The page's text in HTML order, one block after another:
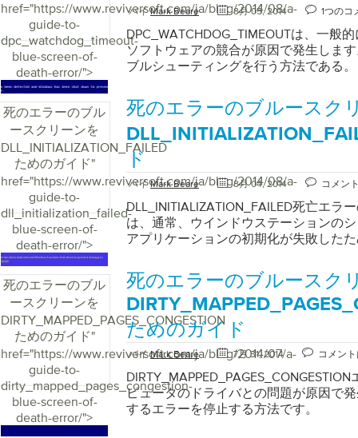
href="https://www.reviversoft.com/ja/blog/2014/08/a-
guide-to-
dpc_watchdog_timeout-
blue-screen-of-
death-error/">
バイMark Beare 8月 05, 2014 1つのコ
DPC_WATCHDOG_TIMEOUTは、一般
ソフトウェアの競合が原因で発生しま
ブルシューティングを行う方法である。
死のエラーのブル
ースクリーンを
DLL_INITIALIZATION_FAILED
ためのガイド"
href="https://www.reviversoft.com/ja/blog/2014/08/a-
guide-to-
dll_initialization_failed-
blue-screen-of-
death-error/">
死のエラーのブルースク
ド
バイMark Beare 8月 04, 2014 コメン
DLL_INITIALIZATION_FAILED死亡エラ
は、通常、ウインドウステーションの
アプリケーションの初期化が失敗した
このエラーが発生することもあります
ーションの使用はエラー報告用です。
トウェアの誤動作に関するデータを収
送信します。 このエラーは、初期化が
セージボックスを表示させ、ユーザー
アクセスしようとするたびにプロセス
サービスツールボタンもコントロール
DLL_INITIALIZATION_FAILEDエラーを
の停止エラーよりも時間がかかり、プ
死のエラーのブル
ースクリーンを
DIRTY_MAPPED_PAGES_CONGESTION
ためのガイド"
href="https://www.reviversoft.com/ja/blog/2014/07/a-
guide-to-
dirty_mapped_pages_congestion-
blue-screen-of-
death-error/">
死のエラーのブルースク
ためのガイド
バイMark Beare 7月 31, 2014 コメン
ピュータのドライバとの問題が原因で
するエラーを停止する方法です。